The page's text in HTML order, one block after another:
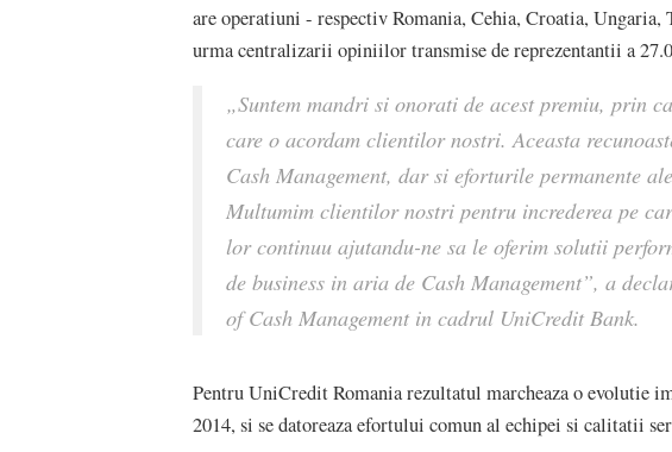
are operatiuni - respectiv Romania, Cehia, Croatia,
urma centralizarii opiniilor transmise de reprezentantii a
„Suntem mandri si onorati de acest premiu, prin
care o acordam clientilor nostri. Aceasta
Cash Management, dar si eforturile permanente
Multumim clientilor nostri pentru increderea pe
lor continuu ajutandu-ne sa le oferim solutii
de business in aria de Cash Management”, a
of Cash Management in cadrul UniCredit Bank.
Pentru UniCredit Romania rezultatul marcheaza o evolutie
2014, si se datoreaza efortului comun al echipei si calitatii